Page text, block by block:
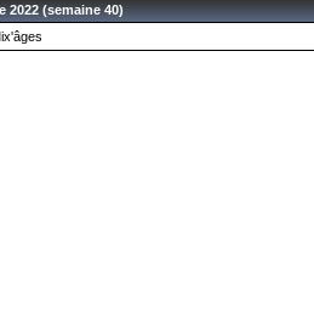
2022 (semaine 40)